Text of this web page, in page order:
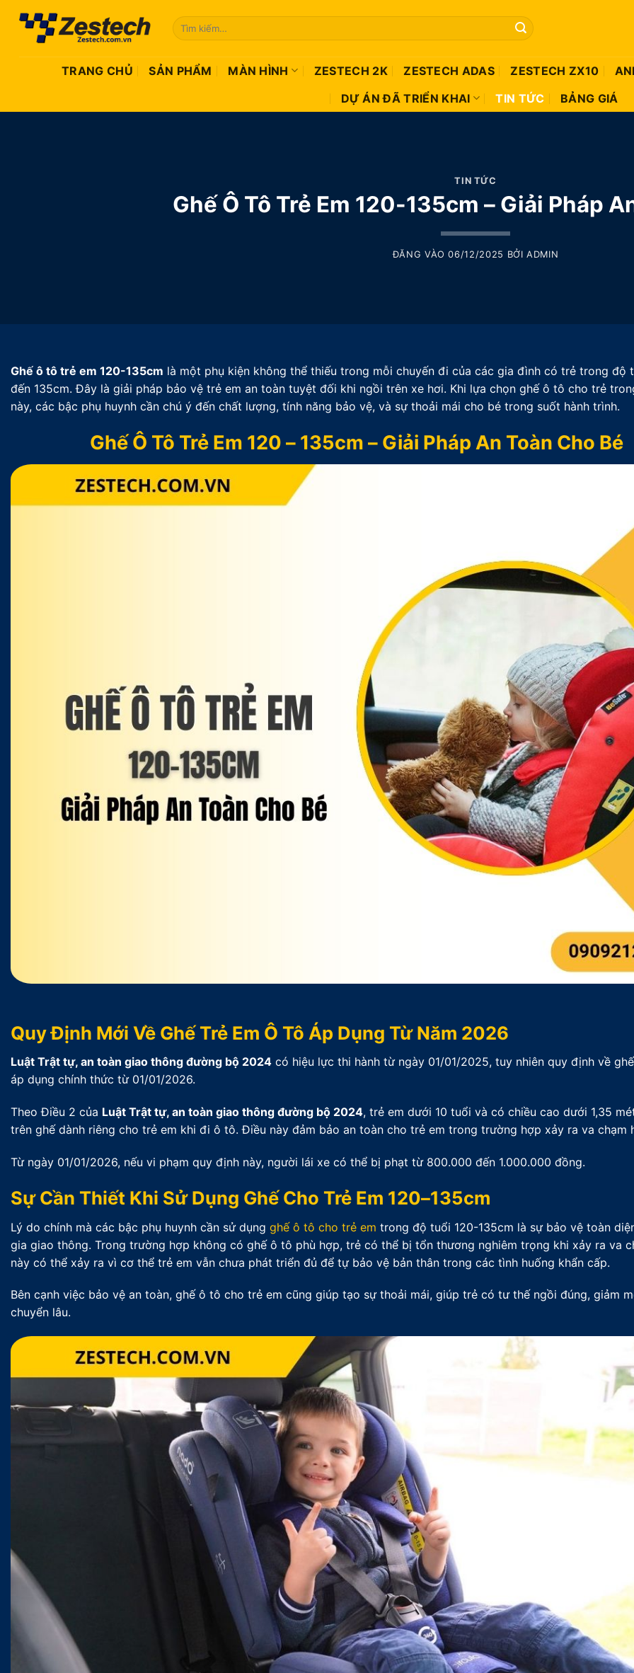
dung
Tìm
kiếm:
TRANG CHỦ SẢN PHẨM MÀN HÌNH ZESTECH 2K ZESTECH ADAS ZESTECH ZX10
DỰ ÁN ĐÃ TRIỂN KHAI
TIN TỨC BẢNG GIÁ
TIN TỨC
Ghế Ô Tô Trẻ Em 120-135cm – Giải Pháp
ĐĂNG VÀO06/12/2025 BỞIADMIN
Ghế ô tô trẻ em 120-135cm là một phụ kiện không thể thiếu trong mỗi chuyến đi của các gia đình có trẻ trong độ
đến 135cm. Đây là giải pháp bảo vệ trẻ em an toàn tuyệt đối khi ngồi trên xe hơi. Khi lựa chọn ghế ô tô cho trẻ
này, các bậc phụ huynh cần chú ý đến chất lượng, tính năng bảo vệ, và sự thoải mái cho bé trong suốt hành trình.
Ghế Ô Tô Trẻ Em 120 – 135cm – Giải Pháp An Toàn Cho Bé
Quy Định Mới Về Ghế Trẻ Em Ô Tô Áp Dụng Từ Năm 2026
Luật Trật tự, an toàn giao thông đường bộ 2024 có hiệu lực thi hành từ ngày 01/01/2025, tuy nhiên quy định về
áp dụng chính thức từ 01/01/2026.
Theo Điều 2 của Luật Trật tự, an toàn giao thông đường bộ 2024, trẻ em dưới 10 tuổi và có chiều cao dưới 1,35
trên ghế dành riêng cho trẻ em khi đi ô tô. Điều này đảm bảo an toàn cho trẻ em trong trường hợp xảy ra va chạm
Từ ngày 01/01/2026, nếu vi phạm quy định này, người lái xe có thể bị phạt từ 800.000 đến 1.000.000 đồng.
Sự Cần Thiết Khi Sử Dụng Ghế Cho Trẻ Em 120–135cm
Lý do chính mà các bậc phụ huynh cần sử dụng ghế ô tô cho trẻ em trong độ tuổi 120-135cm là sự bảo vệ toàn
gia giao thông. Trong trường hợp không có ghế ô tô phù hợp, trẻ có thể bị tổn thương nghiêm trọng khi xảy ra va
này có thể xảy ra vì cơ thể trẻ em vẫn chưa phát triển đủ để tự bảo vệ bản thân trong các tình huống khẩn cấp.
Bên cạnh việc bảo vệ an toàn, ghế ô tô cho trẻ em cũng giúp tạo sự thoải mái, giúp trẻ có tư thế ngồi đúng, giảm
chuyển lâu.